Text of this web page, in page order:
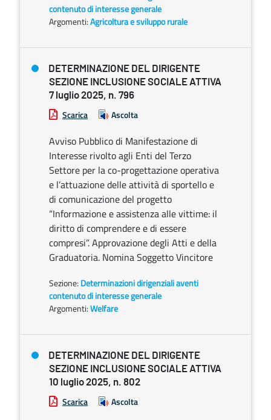
contenuto di interesse generale
Argomenti:Agricoltura e sviluppo rurale
DETERMINAZIONE DEL DIRIGENTE
SEZIONE INCLUSIONE SOCIALE ATTIVA
7 luglio 2025, n. 796
Scarica Ascolta
Avviso Pubblico di Manifestazione di
Interesse rivolto agli Enti del Terzo
Settore per la co-progettazione operativa
e l’attuazione delle attività di sportello e
di comunicazione del progetto
“Informazione e assistenza alle vittime: il
diritto di comprendere e di essere
compresi”. Approvazione degli Atti e della
Graduatoria. Nomina Soggetto Vincitore
Sezione: Determinazioni dirigenziali aventi
contenuto di interesse generale
Argomenti:Welfare
DETERMINAZIONE DEL DIRIGENTE
SEZIONE INCLUSIONE SOCIALE ATTIVA
10 luglio 2025, n. 802
Scarica Ascolta